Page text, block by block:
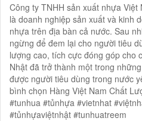
Công ty TNHH sản xuất nhựa
là doanh nghiệp sản xuất và kinh
nhựa trên địa bàn cả nước. Sau
ngừng để đem lại cho người tiêu
lượng cao, tích cực đóng góp cho
Nhật đã trở thành một trong
được người tiêu dùng trong nước
bình chọn Hàng Việt Nam Chất
#tunhua #tủnhựa #vietnhat
#tủnhựaviệtnhật #tunhuatreem